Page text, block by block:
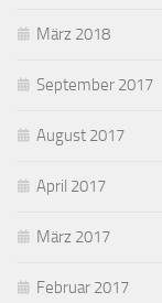
März 2018
September 2017
August 2017
April 2017
März 2017
Februar 2017